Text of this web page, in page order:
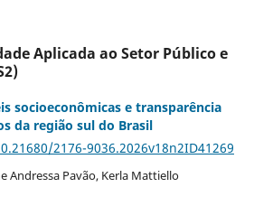
Aplicada ao Setor Público e
socioeconômicas e transparência
da região sul do Brasil
2176-9036.2026v18n2ID41269
Andressa Pavão, Kerla Mattiello